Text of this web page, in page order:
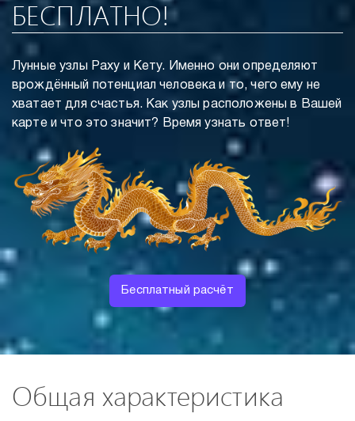
БЕСПЛАТНО!
Лунные узлы Раху и Кету. Именно они определяют
врождённый потенциал человека и то, чего ему не
хватает для счастья. Как узлы расположены в Вашей
карте и что это значит? Время узнать ответ!
Бесплатный расчёт
Общая характеристика